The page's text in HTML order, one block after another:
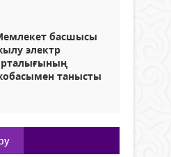
басшысы
электр
танысты